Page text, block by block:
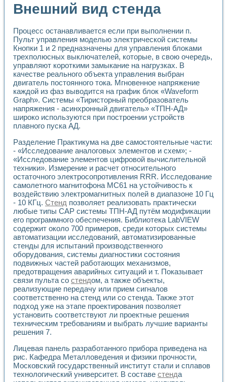
Применение NI VISION для геометрического анализа в
Система температурной стабилизации
Определение параметров всплывающих газовых
Система управления асинхронным тиристорным
Лазерный профилометр
Применение средств NATIONAL INSTRUMENTS для
Разработка автоматизированного стенда для
Автоматизированный стенд рентгеновской диагностики
Высокочувствительные оптоэлектронные
Установка для измерения диэлектрических свойств
Исследование кинетики зарождения и развития
Лабораторный электрический импедансный томограф на
Метод траекторий в исследовании
Промышленная автоматизация
Автоматизация технологических процессов получения
Использование систем технического зрения для контроля
Исследование электромагнитных переходных процессов
Применение LabVIEW при разработке обучающих
Разработка виртуальных тренажеров путем
Система блокировок, сигнализации и защиты ускорителя
Система сбора данных и управления процессом
Управление температурой газовой среды специальной
Разработка программного обеспечения с
Использование технологий NATIONAL INSTRUMENTS
Оборудование для промышленной термотрансферной
Автоматизация реометрических исследований на базе
Применение измерителя иммитанса для исследова¬ния
Исследование электромагнитных переходных процессов
Стенд для исследования электрических переходных
Автоматизация контроля сварных швов на базе
Измерительный контроль с применением
Моделирование надежности и эффективности систем
Лабораторные практикумы и учебные стенды
Автоматизация лабораторного стенда по измерению
Автоматизированные лабораторные комплексы для
Виртуальный прибор для исследования нелинейных
Использование виртуальных приборов в процесе
Внешний вид стенда
Процесс останавливается если при выполнении п.
Пульт управления моделью электрической системы
Кнопки 1 и 2 предназначены для управления блоками
трехполюсных выключателей, которые, в свою очередь,
управляют короткими замыкание на нагрузках. В
качестве реального объекта управления выбран
двигатель постоянного тока. Мгновенное напряжение
каждой из фаз выводится на график блок «Waveform
Graph». Системы «Тиристорный преобразователь
напряжения - асинхронный двигатель» «ТПН-АД»
широко используются при построении устройств
плавного пуска АД.
Разделение Практикума на две самостоятельные части:
- «Исследование аналоговых элементов и схем»; -
«Исследование элементов цифровой вычислительной
техники». Измерение и расчет относительного
остаточного электросопротивления RRR. Исследование
самолетного магнитофона МС61 на устойчивость к
воздействию электромагнитных полей в диапазоне 10 Гц
- 10 КГц. Стенд позволяет реализовать практически
любые типы САР системы ТПН-АД путём модификации
его программного обеспечения. Библиотека LabVIEW
содержит около 700 примеров, среди которых системы
автоматизации исследований, автоматизированные
стенды для испытаний производственного
оборудования, системы диагностики состояния
подвижных частей работающих механизмов,
предотвращения аварийных ситуаций и т. Показывает
связи пульта со стендом, а также объекты,
реализующие передачу или прием сигналов
соответственно на стенд или со стенда. Также этот
подход уже на этапе проектирования позволяет
установить соответствуют ли проектные решения
техническим требованиям и выбрать лучшие варианты
решения 7.
Лицевая панель разработанного прибора приведена на
рис. Кафедра Металловедения и физики прочности,
Московский государственный институт стали и сплавов
технологический университет. В составе стенда